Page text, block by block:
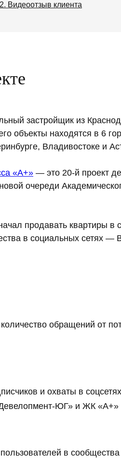
Видеоотзыв клиента
застройщик из
объекты находятся в 6
Владивостоке и
«А+» — это 20-й проект
очереди
продавать квартиры
в социальных сетях —
обращений от
и охваты в
ЮГ» и ЖК «А+»
в